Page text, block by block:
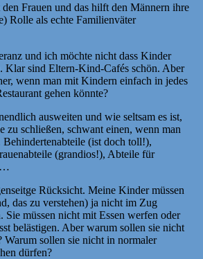
Frauen und das hilft den Männern ihre
Rolle als echte Familienväter
und ich möchte nicht dass Kinder
Klar sind Eltern-Kind-Cafés schön. Aber
wenn man mit Kindern einfach in jedes
gehen könnte?
ausweiten und wie seltsam es ist,
zu schließen, schwant einen, wenn man
(ist doch toll!),
(grandios!), Abteile für
…
Rücksicht. Meine Kinder müssen
das zu verstehen) ja nicht im Zug
Sie müssen nicht mit Essen werfen oder
belästigen. Aber warum sollen sie nicht
Warum sollen sie nicht in normaler
dürfen?